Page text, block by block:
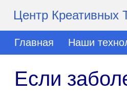
Центр Креативных
Главная Наши
Если